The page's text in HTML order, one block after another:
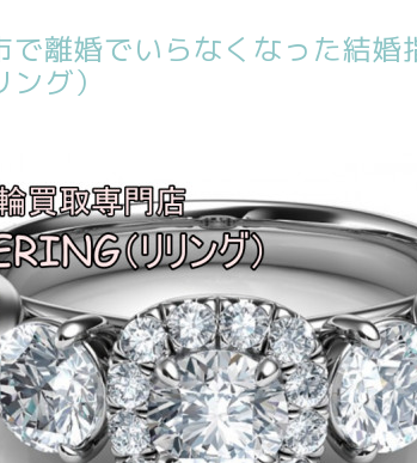
で離婚でいらなくなった結
ング）